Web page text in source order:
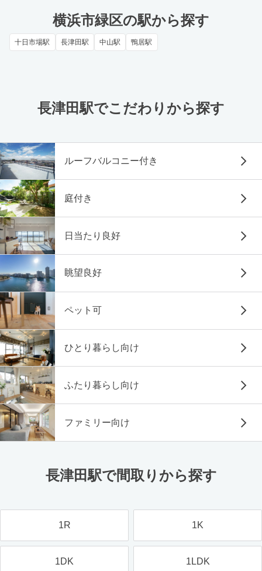
横浜市緑区の駅から探す
十日市場駅 長津田駅 中山駅 鴨居駅
長津田駅でこだわりから探す
ルーフバルコニー付き
庭付き
日当たり良好
眺望良好
ペット可
ひとり暮らし向け
ふたり暮らし向け
ファミリー向け
長津田駅で間取りから探す
1R 1K
1DK 1LDK